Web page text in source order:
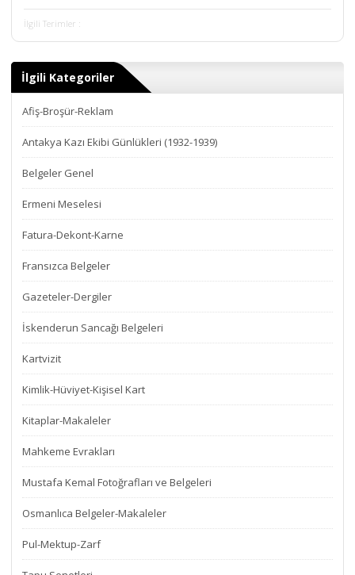
İlgili Terimler :
İlgili Kategoriler
Afiş-Broşür-Reklam
Antakya Kazı Ekibi Günlükleri (1932-1939)
Belgeler Genel
Ermeni Meselesi
Fatura-Dekont-Karne
Fransızca Belgeler
Gazeteler-Dergiler
İskenderun Sancağı Belgeleri
Kartvizit
Kimlik-Hüviyet-Kişisel Kart
Kitaplar-Makaleler
Mahkeme Evrakları
Mustafa Kemal Fotoğrafları ve Belgeleri
Osmanlıca Belgeler-Makaleler
Pul-Mektup-Zarf